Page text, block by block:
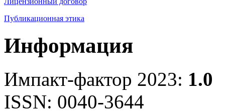
Публикационная этика
Информация
Импакт-фактор 2023: 1.0
ISSN: 0040-3644